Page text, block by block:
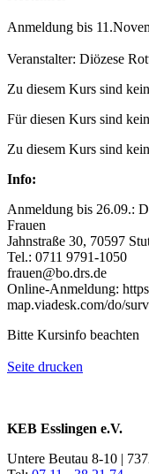
Anmeldung bis
Veranstalter: Diözese
Zu diesem Kurs sind
Für diesen Kurs sind
Zu diesem Kurs sind
Info:
Anmeldung bis 26.09.:
Frauen
Jahnstraße 30, 70597
Tel.: 0711 9791-1050
frauen@bo.drs.de
Online-Anmeldung:
map.viadesk.com/do/
Bitte Kursinfo beachten
Seite drucken
KEB Esslingen e.V.
Untere Beutau 8-10 |